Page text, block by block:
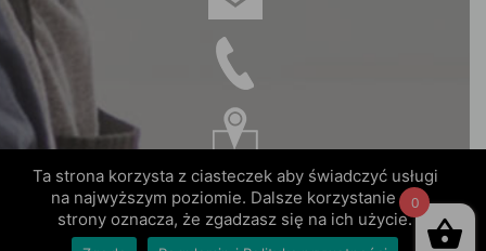
0
Ta strona korzysta z ciasteczek aby świadczyć usługi
na najwyższym poziomie. Dalsze korzystanie ze
strony oznacza, że zgadzasz się na ich użycie.